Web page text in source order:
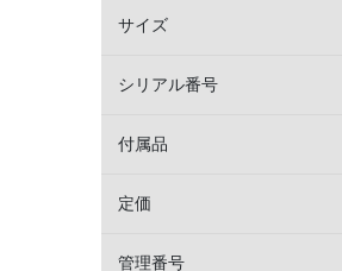
サイズ
シリアル番号
付属品
定価
管理番号